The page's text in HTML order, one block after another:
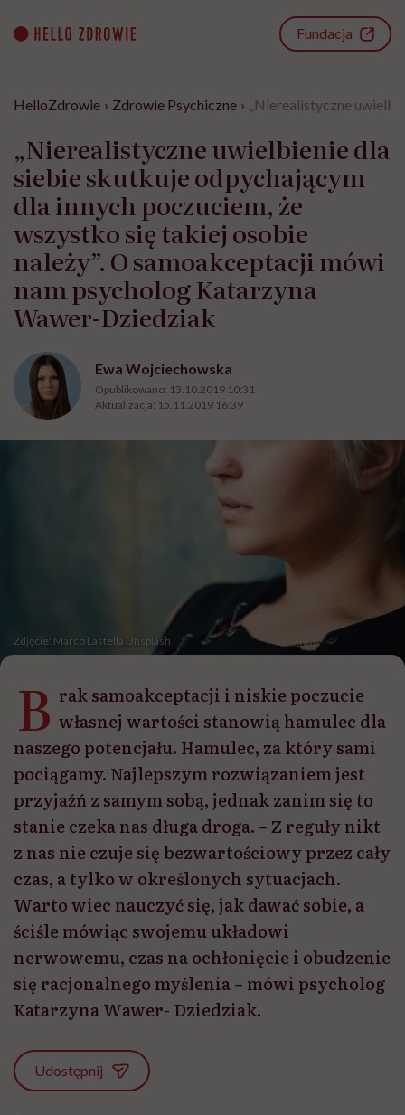
content
Fundacja
HelloZdrowie › Zdrowie Psychiczne › „Nierealistyczne
„Nierealistyczne uwielbienie dla
siebie skutkuje odpychającym
dla innych poczuciem, że
wszystko się takiej osobie
należy”. O samoakceptacji mówi
nam psycholog Katarzyna
Wawer-Dziedziak
Ewa Wojciechowska
Opublikowano: 13.10.2019 10:31
Aktualizacja: 15.11.2019 16:39
Zdjęcie: Marco Lastella Unsplash
B rak samoakceptacji i niskie poczucie
własnej wartości stanowią hamulec dla
naszego potencjału. Hamulec, za który sami
pociągamy. Najlepszym rozwiązaniem jest
przyjaźń z samym sobą, jednak zanim się to
stanie czeka nas długa droga. – Z reguły nikt
z nas nie czuje się bezwartościowy przez cały
czas, a tylko w określonych sytuacjach.
Warto wiec nauczyć się, jak dawać sobie, a
ściśle mówiąc swojemu układowi
nerwowemu, czas na ochłonięcie i obudzenie
się racjonalnego myślenia – mówi psycholog
Katarzyna Wawer- Dziedziak.
Udostępnij